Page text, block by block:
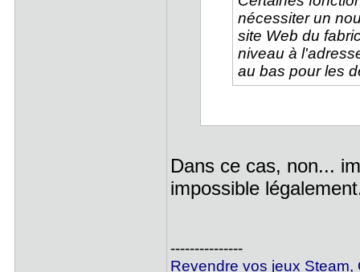
nécessiter un
site Web du
niveau à
au bas pour les
Dans ce cas, non...
impossible
---------------
Revendre vos jeux Steam,